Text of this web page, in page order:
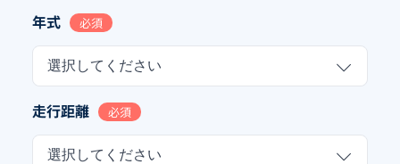
年式 必須
選択してください
走行距離 必須
選択してください